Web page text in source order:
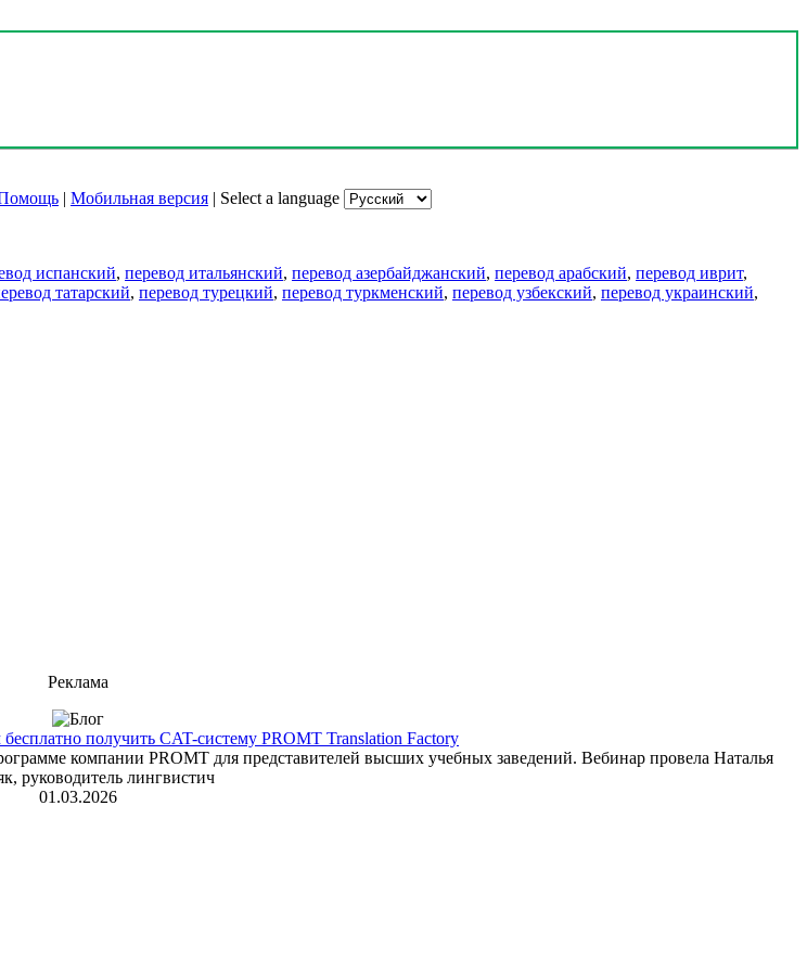
| Мобильная версия | Select a language
испанский, перевод итальянский, перевод азербайджанский, перевод арабский, перевод иврит,
татарский, перевод турецкий, перевод туркменский, перевод узбекский, перевод украинский,
Реклама
получить CAT-систему PROMT Translation Factory
компании PROMT для представителей высших учебных заведений. Вебинар провела Наталья
руководитель лингвистич
01.03.2026